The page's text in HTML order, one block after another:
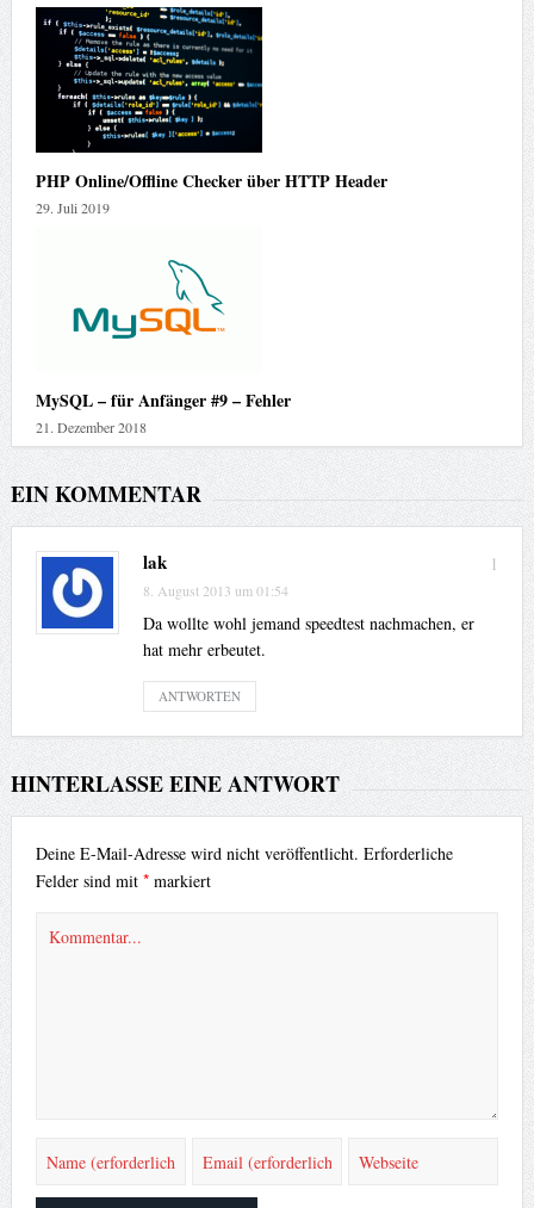
PHP Online/Offline Checker über HTTP Header
29. Juli 2019
MySQL – für Anfänger #9 – Fehler
21. Dezember 2018
EIN KOMMENTAR
1
lak
8. August 2013 um 01:54
Da wollte wohl jemand speedtest nachmachen, er
hat mehr erbeutet.
ANTWORTEN
HINTERLASSE EINE ANTWORT
Deine E-Mail-Adresse wird nicht veröffentlicht. Erforderliche
Felder sind mit *markiert